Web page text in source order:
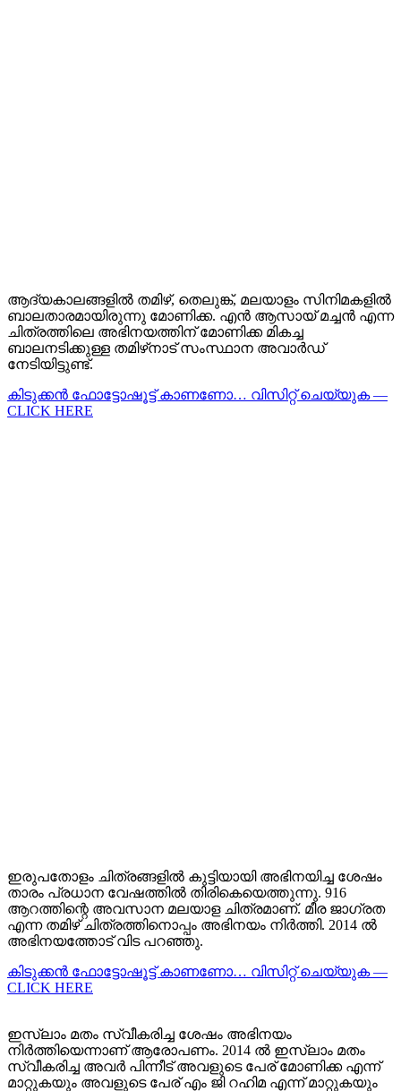
ആദ്യകാലങ്ങളിൽ തമിഴ്, തെലുങ്ക്, മലയാളം സിനിമകളിൽ
ബാലതാരമായിരുന്നു മോണിക്ക. എൻ ആസായ് മച്ചൻ എന്ന
ചിത്രത്തിലെ അഭിനയത്തിന് മോണിക്ക മികച്ച
ബാലനടിക്കുള്ള തമിഴ്‌നാട് സംസ്ഥാന അവാർഡ്
നേടിയിട്ടുണ്ട്.
കിടുക്കന്‍ ഫോട്ടോഷൂട്ട്‌ കാണണോ… വിസിറ്റ് ചെയ്യുക —
CLICK HERE
ഇരുപതോളം ചിത്രങ്ങളിൽ കുട്ടിയായി അഭിനയിച്ച ശേഷം
താരം പ്രധാന വേഷത്തിൽ തിരികെയെത്തുന്നു. 916
ആറത്തിന്റെ അവസാന മലയാള ചിത്രമാണ്. മീര ജാഗ്രത
എന്ന തമിഴ് ചിത്രത്തിനൊപ്പം അഭിനയം നിർത്തി. 2014 ൽ
അഭിനയത്തോട് വിട പറഞ്ഞു.
കിടുക്കന്‍ ഫോട്ടോഷൂട്ട്‌ കാണണോ… വിസിറ്റ് ചെയ്യുക —
CLICK HERE
ഇസ്ലാം മതം സ്വീകരിച്ച ശേഷം അഭിനയം
നിർത്തിയെന്നാണ് ആരോപണം. 2014 ൽ ഇസ്ലാം മതം
സ്വീകരിച്ച അവർ പിന്നീട് അവളുടെ പേര് മോണിക്ക എന്ന്
മാറ്റുകയും അവളുടെ പേര് എം ജി റഹിമ എന്ന് മാറ്റുകയും